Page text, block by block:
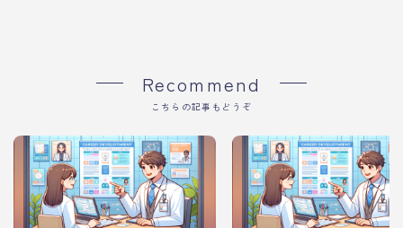
Recommend
こちらの記事もどうぞ